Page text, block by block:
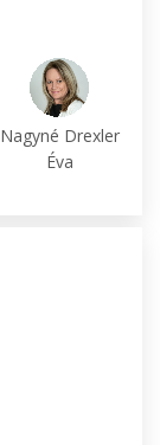
Nagyné Drexler
Éva